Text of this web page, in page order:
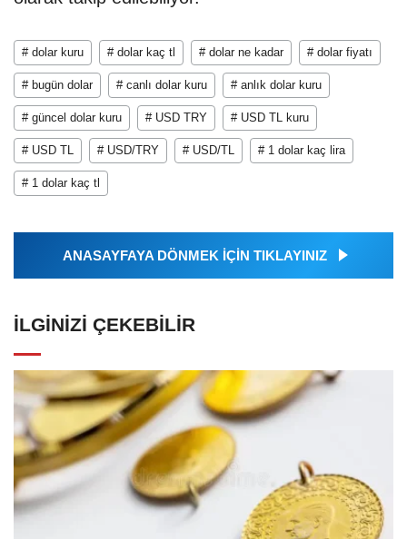
# dolar kuru # dolar kaç tl # dolar ne kadar # dolar fiyatı
# bugün dolar # canlı dolar kuru # anlık dolar kuru
# güncel dolar kuru # USD TRY # USD TL kuru
# USD TL # USD/TRY # USD/TL # 1 dolar kaç lira
# 1 dolar kaç tl
ANASAYFAYA DÖNMEK İÇİN TIKLAYINIZ
İLGINIZI ÇEKEBILIR